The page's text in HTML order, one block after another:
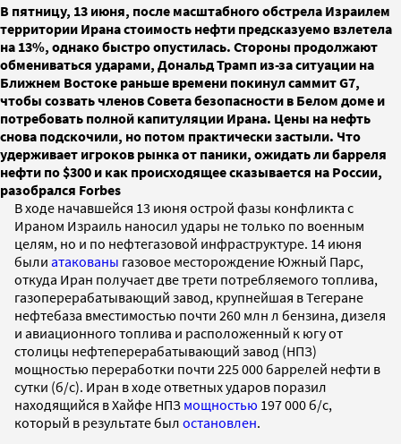
В пятницу, 13 июня, после масштабного обстрела Израилем
территории Ирана стоимость нефти предсказуемо взлетела
на 13%, однако быстро опустилась. Стороны продолжают
обмениваться ударами, Дональд Трамп из-за ситуации на
Ближнем Востоке раньше времени покинул саммит G7,
чтобы созвать членов Совета безопасности в Белом доме и
потребовать полной капитуляции Ирана. Цены на нефть
снова подскочили, но потом практически застыли. Что
удерживает игроков рынка от паники, ожидать ли барреля
нефти по $300 и как происходящее сказывается на России,
разобрался Forbes
В ходе начавшейся 13 июня острой фазы конфликта с
Ираном Израиль наносил удары не только по военным
целям, но и по нефтегазовой инфраструктуре. 14 июня
были атакованы газовое месторождение Южный Парс,
откуда Иран получает две трети потребляемого топлива,
газоперерабатывающий завод, крупнейшая в Тегеране
нефтебаза вместимостью почти 260 млн л бензина, дизеля
и авиационного топлива и расположенный к югу от
столицы нефтеперерабатывающий завод (НПЗ)
мощностью переработки почти 225 000 баррелей нефти в
сутки (б/с). Иран в ходе ответных ударов поразил
находящийся в Хайфе НПЗ мощностью 197 000 б/с,
который в результате был остановлен.